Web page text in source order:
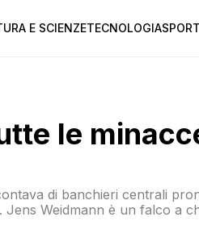
E SCIENZETECNOLOGIASPORT
le
di banchieri centrali
Jens Weidmann è un falco a